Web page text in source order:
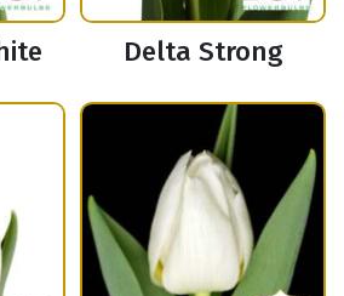
Delta Strong